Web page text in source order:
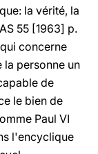
la vérité, la
55 [1963] p.
concerne
la personne un
de
le bien de
Paul VI
l'encyclique